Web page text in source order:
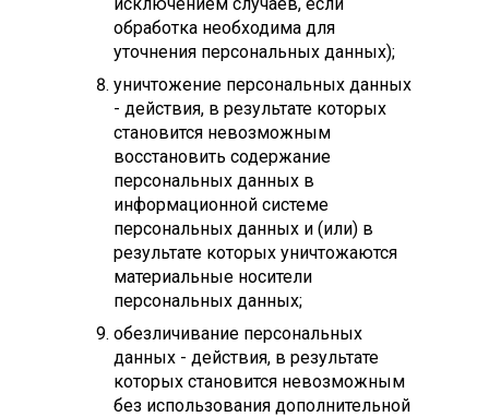
обработка необходима для
уточнения персональных данных);
уничтожение персональных данных
- действия, в результате которых
становится невозможным
восстановить содержание
персональных данных в
информационной системе
персональных данных и (или) в
результате которых уничтожаются
материальные носители
персональных данных;
обезличивание персональных
данных - действия, в результате
которых становится невозможным
без использования дополнительной